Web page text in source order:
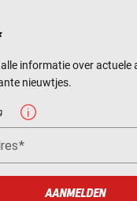
alle informatie over actuele
nieuwtjes.
AANMELDEN